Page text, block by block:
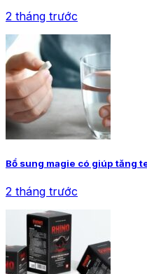
2 tháng trước
Bổ sung magie có giúp tăng
2 tháng trước